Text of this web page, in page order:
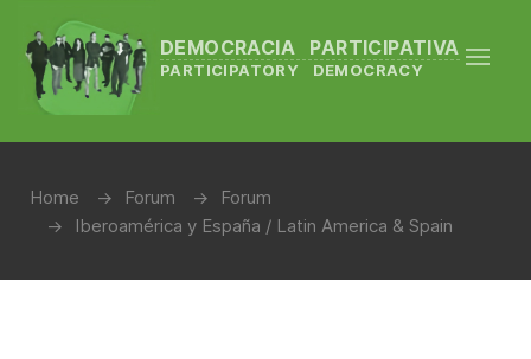
DEMOCRACIA PARTICIPATIVA
PARTICIPATORY DEMOCRACY
Home Forum
Forum
Iberoamérica y España / Latin America & Spain